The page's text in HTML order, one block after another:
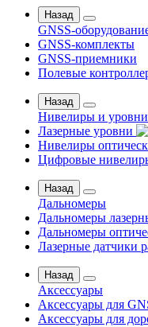
Назад
GNSS-
GNSS-комплекты
GNSS-приемники
Полевые
Назад
Нивелиры и уровни
Лазерные уровни
Нивелиры
Цифровые
Назад
Дальномеры
Дальномеры
Дальномеры
Лазерные датчики
Назад
Аксессуары
Аксессуары для
Аксессуары для